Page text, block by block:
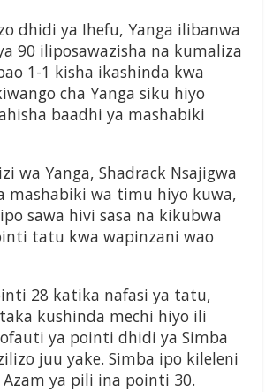
dhidi ya Ihefu, Yanga ilibanwa
90 iliposawazisha na kumaliza
1-1 kisha ikashinda kwa
cha Yanga siku hiyo
baadhi ya mashabiki
wa Yanga, Shadrack Nsajigwa
mashabiki wa timu hiyo kuwa,
sawa hivi sasa na kikubwa
tatu kwa wapinzani wao
28 katika nafasi ya tatu,
kushinda mechi hiyo ili
ya pointi dhidi ya Simba
juu yake. Simba ipo kileleni
ya pili ina pointi 30.